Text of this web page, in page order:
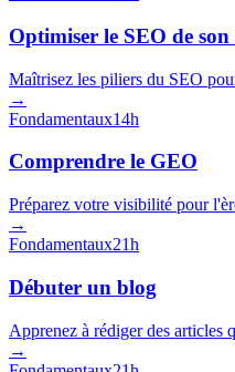
Optimiser le SEO de
Maîtrisez les piliers du SEO
→
Fondamentaux14h
Comprendre le GEO
Préparez votre visibilité pour
→
Fondamentaux21h
Débuter un blog
Apprenez à rédiger des articles
→